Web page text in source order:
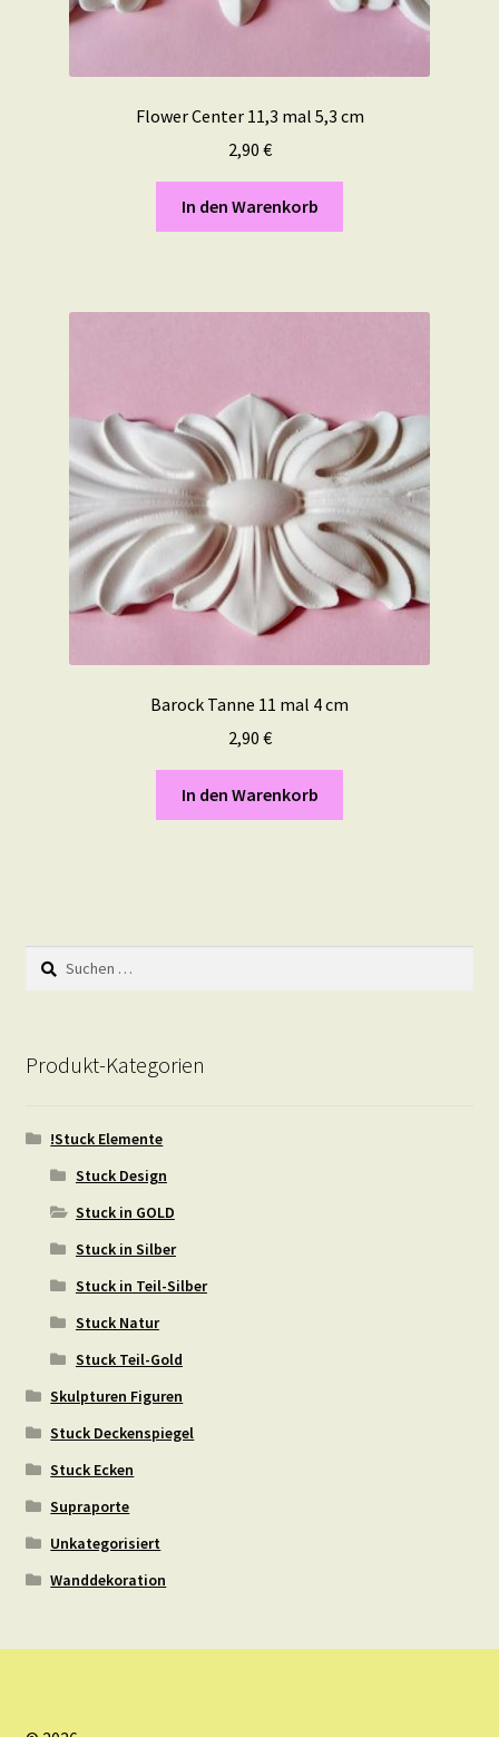
Flower Center 11,3 mal 5,3 cm
2,90 €
In den Warenkorb
Barock Tanne 11 mal 4 cm
2,90 €
In den Warenkorb
Suchen
nach:
Produkt-Kategorien
!Stuck Elemente
Stuck Design
Stuck in GOLD
Stuck in Silber
Stuck in Teil-Silber
Stuck Natur
Stuck Teil-Gold
Skulpturen Figuren
Stuck Deckenspiegel
Stuck Ecken
Supraporte
Unkategorisiert
Wanddekoration